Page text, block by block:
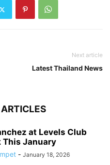
Next article
Latest Thailand News
at Levels Club
This January
- January 18, 2026